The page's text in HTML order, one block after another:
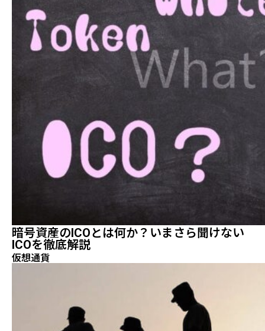
暗号資産のICOとは何か？いまさら聞けない
ICOを徹底解説
仮想通貨